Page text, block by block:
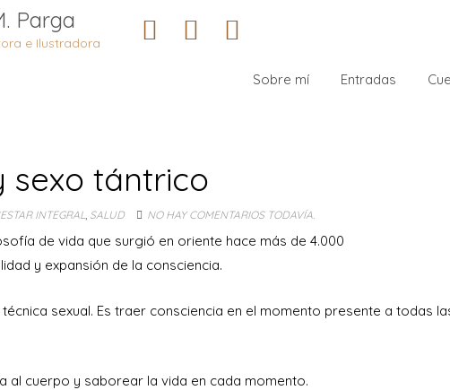
Parga
e Ilustradora
Sobre mí Entradas
sexo tántrico
INTEGRAL, SALUD NO HAY COMENTARIOS TODAVÍA.
de vida que surgió en oriente hace más de 4.000
y expansión de la consciencia.
técnica sexual. Es traer consciencia en el momento presente a todas
al cuerpo y saborear la vida en cada momento.